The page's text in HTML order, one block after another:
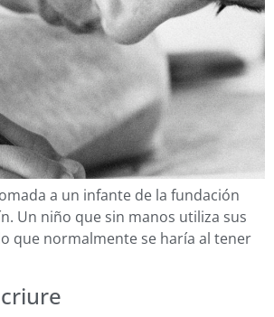
a un infante de la fundación
Un niño que sin manos utiliza sus
que normalmente se haría al tener